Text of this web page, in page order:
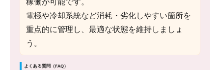
電極や冷却系統など消耗・劣化しやすい箇所を
重点的に管理し、最適な状態を維持しましょ
う。
よくある質問（FAQ）